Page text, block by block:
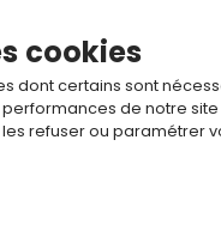
cookies
dont certains sont
de notre site
refuser ou paramétrer